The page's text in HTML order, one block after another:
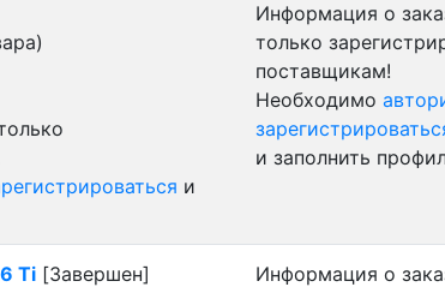
и
Информация о
только
поставщикам!
Необходимо
и заполнить
Ti [Завершен]
Информация о